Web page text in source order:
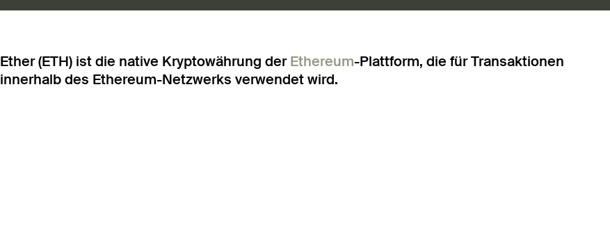
Ether (ETH) ist die native Kryptowährung derEthereum-Plattform, die für Transaktionen
innerhalb des Ethereum-Netzwerks verwendet wird.